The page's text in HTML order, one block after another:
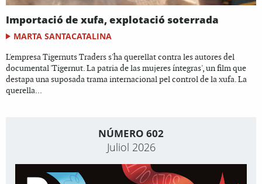
Importació de xufa, explotació soterrada
MARTA SANTACATALINA
L'empresa Tigernuts Traders s'ha querellat contra les autores del
documental 'Tigernut. La patria de las mujeres íntegras', un film que
destapa una suposada trama internacional pel control de la xufa. La
querella...
NÚMERO 602
Juliol 2026